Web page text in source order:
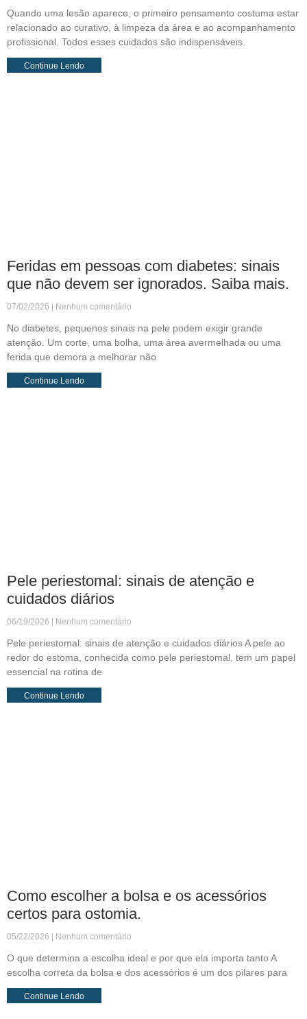
Quando uma lesão aparece, o primeiro pensamento costuma estar
relacionado ao curativo, à limpeza da área e ao acompanhamento
profissional. Todos esses cuidados são indispensáveis.
Continue Lendo
Feridas em pessoas com diabetes: sinais
que não devem ser ignorados. Saiba mais.
07/02/2026 Nenhum comentário
No diabetes, pequenos sinais na pele podem exigir grande
atenção. Um corte, uma bolha, uma área avermelhada ou uma
ferida que demora a melhorar não
Continue Lendo
Pele periestomal: sinais de atenção e
cuidados diários
06/19/2026 Nenhum comentário
Pele periestomal: sinais de atenção e cuidados diários A pele ao
redor do estoma, conhecida como pele periestomal, tem um papel
essencial na rotina de
Continue Lendo
Como escolher a bolsa e os acessórios
certos para ostomia.
05/22/2026 Nenhum comentário
O que determina a escolha ideal e por que ela importa tanto A
escolha correta da bolsa e dos acessórios é um dos pilares para
Continue Lendo